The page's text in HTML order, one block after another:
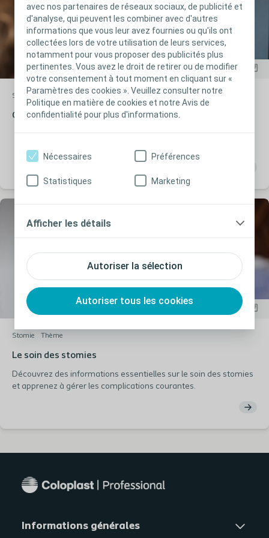
avec nos partenaires de réseaux sociaux, de publicité et
d'analyse, qui peuvent les combiner avec d'autres
informations que vous leur avez fournies ou qu'ils ont
collectées lors de votre utilisation de leurs services,
notamment pour vous proposer des publicités plus
pertinentes. Vous avez le droit de retirer ou de modifier
votre consentement à tout moment en cliquant sur «
Paramètres des cookies ». Veuillez consulter notre
Politique en matière de cookies et notre Avis de
confidentialité pour plus d'informations.
Autoriser la sélection
Autoriser tous les cookies
Nécessaires Préférences
Statistiques Marketing
Afficher les détails
Stomie Article
Complications tardives
Stomie Thème
Le soin des stomies
Découvrez des informations essentielles sur le soin des stomies
et apprenez à gérer les complications courantes.
Informations générales​